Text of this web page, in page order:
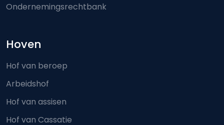
Ondernemingsrechtbank
Hoven
Hof van beroep
Arbeidshof
Hof van assisen
Hof van Cassatie